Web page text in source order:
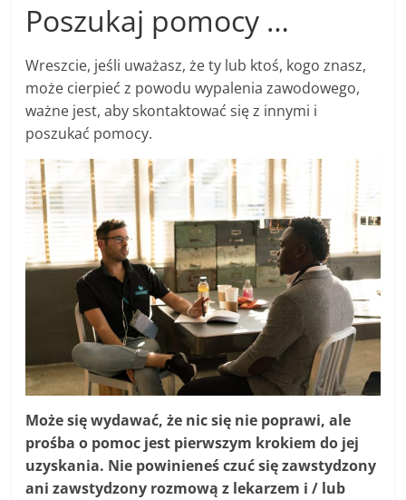
Poszukaj pomocy …
Wreszcie, jeśli uważasz, że ty lub ktoś, kogo znasz,
może cierpieć z powodu wypalenia zawodowego,
ważne jest, aby skontaktować się z innymi i
poszukać pomocy.
Może się wydawać, że nic się nie poprawi, ale
prośba o pomoc jest pierwszym krokiem do jej
uzyskania. Nie powinieneś czuć się zawstydzony
ani zawstydzony rozmową z lekarzem i / lub